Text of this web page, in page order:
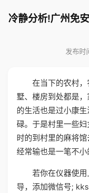
冷静分析!广州免
发布时
在当下的农村
墅、楼房到处都是
的生活也是过小康
碌。于是村里一些
时的到村里的麻将
经常输也是一笔不小
若你在仪器使
导，添加微信号;